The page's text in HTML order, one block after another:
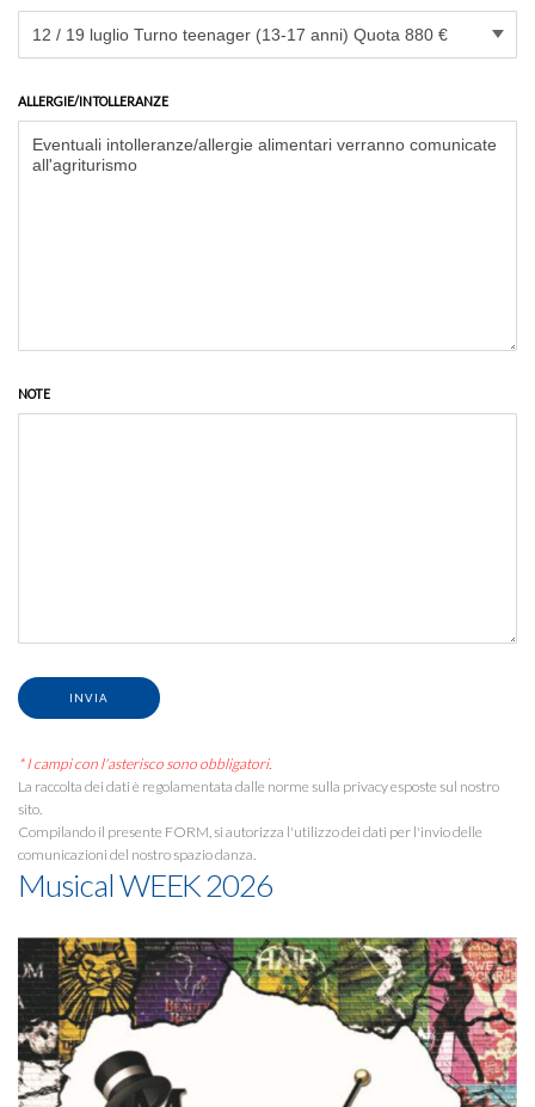
ALLERGIE/INTOLLERANZE
NOTE
* I campi con l'asterisco sono obbligatori.
La raccolta dei dati è regolamentata dalle norme sulla privacy esposte sul nostro
sito.
Compilando il presente FORM, si autorizza l'utilizzo dei dati per l'invio delle
comunicazioni del nostro spazio danza.
Musical WEEK 2026